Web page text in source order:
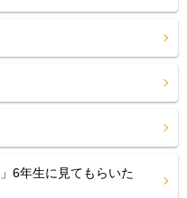
6年生に見てもらいた